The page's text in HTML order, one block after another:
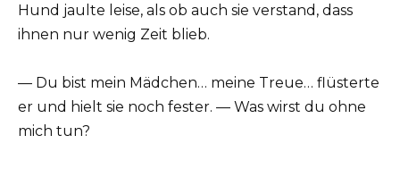
Hund jaulte leise, als ob auch sie verstand, dass
ihnen nur wenig Zeit blieb.
— Du bist mein Mädchen… meine Treue… flüsterte
er und hielt sie noch fester. — Was wirst du ohne
mich tun?